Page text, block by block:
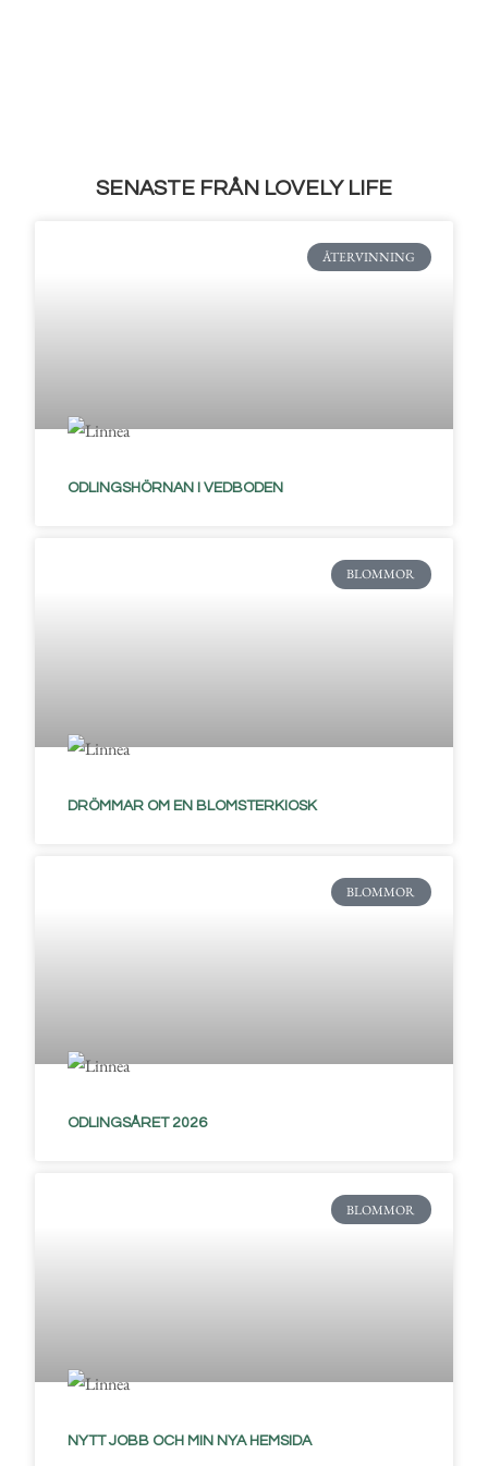
SENASTE FRÅN LOVELY LIFE
ÅTERVINNING
ODLINGSHÖRNAN I VEDBODEN
BLOMMOR
DRÖMMAR OM EN BLOMSTERKIOSK
BLOMMOR
ODLINGSÅRET 2026
BLOMMOR
NYTT JOBB OCH MIN NYA HEMSIDA